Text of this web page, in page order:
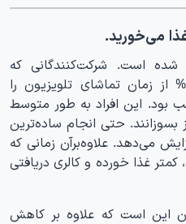
شده است. شرکت‌کنندگانی که
اضافه‌وزن داشته‌اند، حدود ۵۰% از زمان تماشای تلویزیون را
بود. این افراد به طور متوسط
کالری در روز بسوزانند. حتی انجام ساده‌ترین
می‌دهد. علاوه‌برآن زمانی که
غذا خورده و کالری دریافتی
این است که علاوه بر کاهش